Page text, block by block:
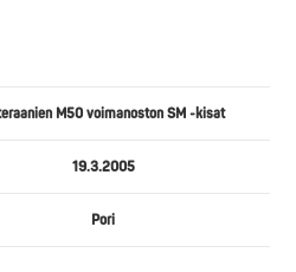
M50 voimanoston SM -kisat
19.3.2005
Pori